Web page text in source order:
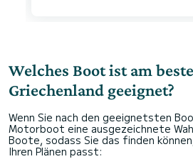
Welches Boot ist am
Griechenland geeignet?
Wenn Sie nach den geeignetsten
Motorboot eine ausgezeichnete
Boote, sodass Sie das finden
Ihren Plänen passt: